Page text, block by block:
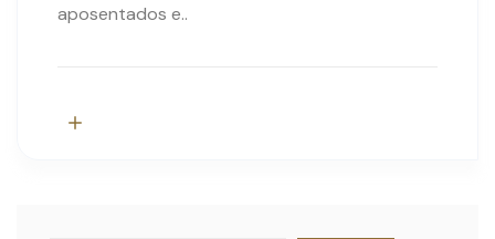
aposentados e..